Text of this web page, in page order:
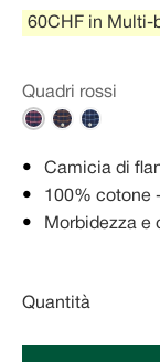
60CHF in Multi-
Quadri rossi
Camicia di
100% cotone
Morbidezza e
Quantità